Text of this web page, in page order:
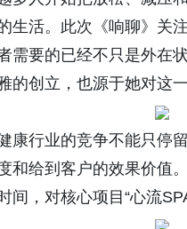
生活。此次《响聊》关
需要的已经不只是外在
的创立，也源于她对这
康行业的竞争不能只停
和给到客户的效果价值
间，对核心项目“心流